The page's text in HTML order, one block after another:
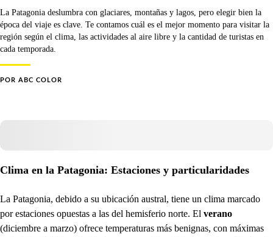
La Patagonia deslumbra con glaciares, montañas y lagos, pero elegir bien la
época del viaje es clave. Te contamos cuál es el mejor momento para visitar la
región según el clima, las actividades al aire libre y la cantidad de turistas en
cada temporada.
POR ABC COLOR
Clima en la Patagonia: Estaciones y particularidades
La Patagonia, debido a su ubicación austral, tiene un clima marcado
por estaciones opuestas a las del hemisferio norte. El verano
(diciembre a marzo) ofrece temperaturas más benignas, con máximas